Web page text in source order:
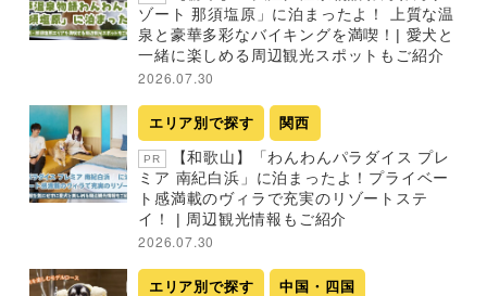
ゾート 那須塩原」に泊まったよ！ 上質な温
泉と豪華多彩なバイキングを満喫！| 愛犬と
一緒に楽しめる周辺観光スポットもご紹介
2026.07.30
エリア別で探す 関西
PR
【和歌山】「わんわんパラダイス プレ
ミア 南紀白浜」に泊まったよ！プライベー
ト感満載のヴィラで充実のリゾートステ
イ！ | 周辺観光情報もご紹介
2026.07.30
エリア別で探す 中国・四国